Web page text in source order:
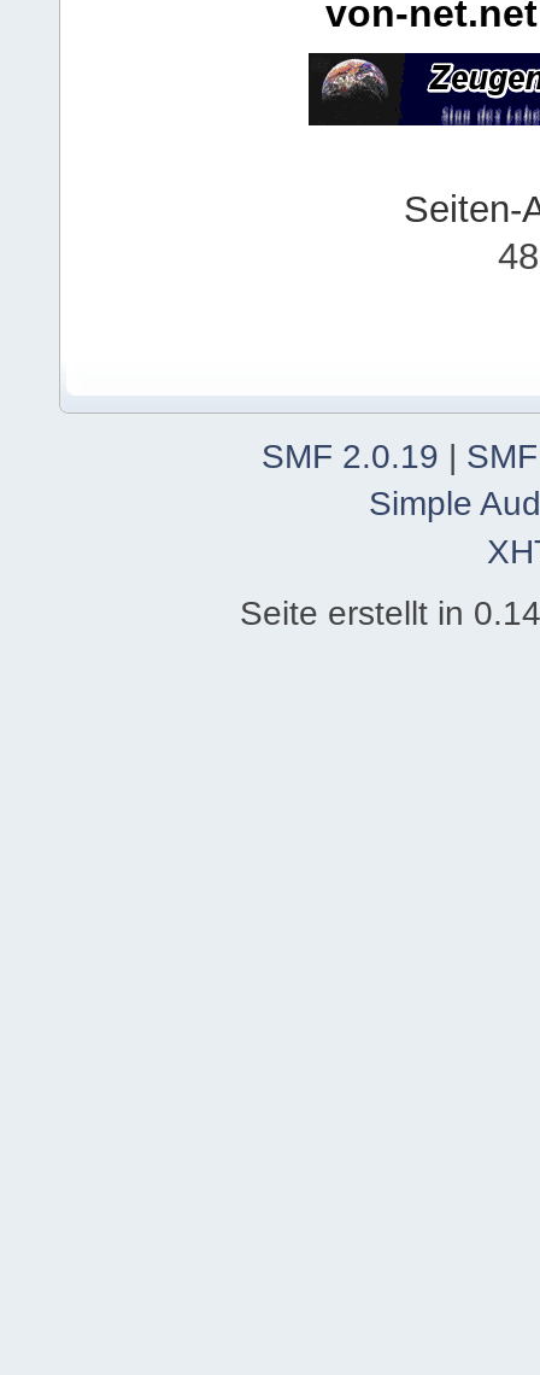
von-net.net
Seiten-
SMF 2.0.19
Simple
Seite erstellt in